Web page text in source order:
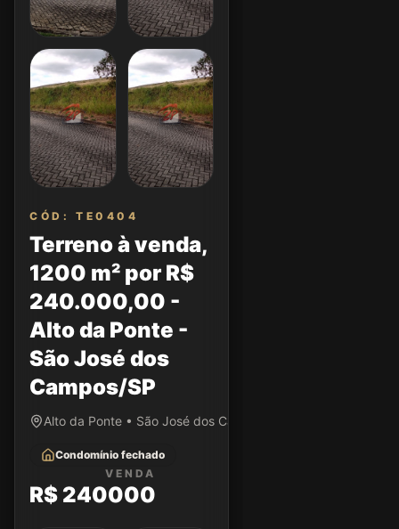
CÓD: TE0404
Terreno à venda,
1200 m² por R$
240.000,00 -
Alto da Ponte -
São José dos
Campos/SP
Alto da Ponte • São José dos Campos/SP
Condomínio fechado
VENDA
R$ 240000